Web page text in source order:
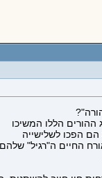
ההורים הללו המשיכו
הפכו לשלישייה
החיים ה"רגיל"